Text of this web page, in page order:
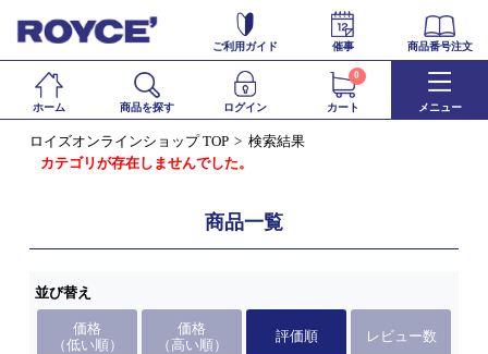
ご利用ガイド 催事 商品番号注文
ホーム 商品を探す ログイン カート
0
メニュー
ロイズオンラインショップ TOP
検索結果
カテゴリが存在しませんでした。
商品一覧
並び替え
価格
（低い順）
価格
（高い順）
評価順 レビュー数